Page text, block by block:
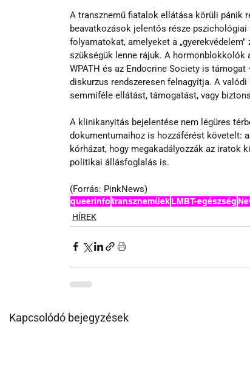
A transznemű fiatalok ellátása körüli pánik
beavatkozások jelentős része
folyamatokat, amelyeket a
szükségük lenne rájuk. A hormonblokkolók
WPATH és az Endocrine Society is
diskurzus rendszeresen felnagyítja. A
semmiféle ellátást, támogatást, vagy
A klinikanyitás bejelentése nem légüres
dokumentumaihoz is hozzáférést követelt:
kórházat, hogy megakadályozzák az iratok
politikai állásfoglalás is.
(Forrás: PinkNews)
queerinfotranszneműek LMBT-egészség
HÍREK
Kapcsolódó bejegyzések